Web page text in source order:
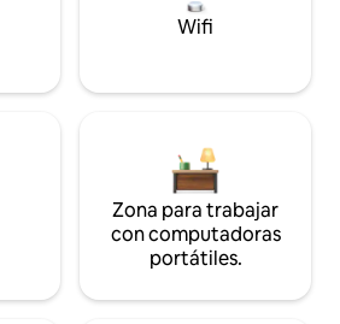
Wifi
Zona para trabajar
con computadoras
portátiles.